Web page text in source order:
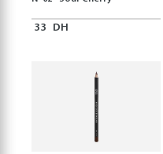
33 DH